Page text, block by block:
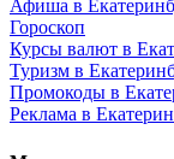
Афиша в
Гороскоп
Курсы валют в
Туризм в
Промокоды в
Реклама в